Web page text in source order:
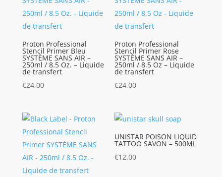
Proton Professional
Stencil Primer Bleu
SYSTÈME SANS AIR –
250ml / 8.5 Oz. – Liquide
de transfert
€24,00
Proton Professional
Stencil Primer Rose
SYSTÈME SANS AIR –
250ml / 8.5 Oz – Liquide
de transfert
€24,00
UNISTAR POISON LIQUID
TATTOO SAVON – 500ML
€12,00